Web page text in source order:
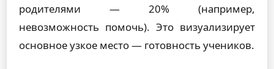
родителями — 20% (например,
невозможность помочь). Это визуализирует
основное узкое место — готовность учеников.